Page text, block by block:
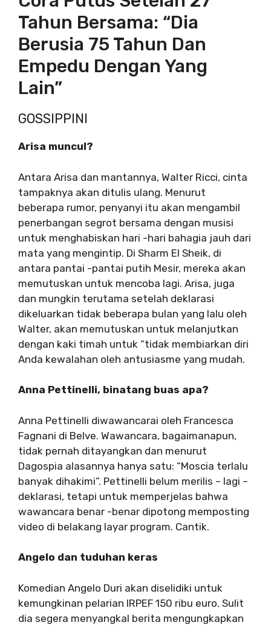
Tahun Bersama: “Dia
Berusia 75 Tahun Dan
Empedu Dengan Yang
Lain”
GOSSIPPINI
Arisa muncul?
Antara Arisa dan mantannya, Walter Ricci, cinta
tampaknya akan ditulis ulang. Menurut
beberapa rumor, penyanyi itu akan mengambil
penerbangan segrot bersama dengan musisi
untuk menghabiskan hari -hari bahagia jauh dari
mata yang mengintip. Di Sharm El Sheik, di
antara pantai -pantai putih Mesir, mereka akan
memutuskan untuk mencoba lagi. Arisa, juga
dan mungkin terutama setelah deklarasi
dikeluarkan tidak beberapa bulan yang lalu oleh
Walter, akan memutuskan untuk melanjutkan
dengan kaki timah untuk “tidak membiarkan diri
Anda kewalahan oleh antusiasme yang mudah.
Anna Pettinelli, binatang buas apa?
Anna Pettinelli diwawancarai oleh Francesca
Fagnani di Belve. Wawancara, bagaimanapun,
tidak pernah ditayangkan dan menurut
Dagospia alasannya hanya satu: “Moscia terlalu
banyak dihakimi”. Pettinelli belum merilis – lagi –
deklarasi, tetapi untuk memperjelas bahwa
wawancara benar -benar dipotong memposting
video di belakang layar program. Cantik.
Angelo dan tuduhan keras
Komedian Angelo Duri akan diselidiki untuk
kemungkinan pelarian IRPEF 150 ribu euro. Sulit
dia segera menyangkal berita mengungkapkan